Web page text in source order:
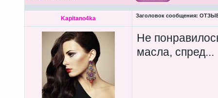
Kapitano4ka Заголовок сообщения:
Не
масла, спред...